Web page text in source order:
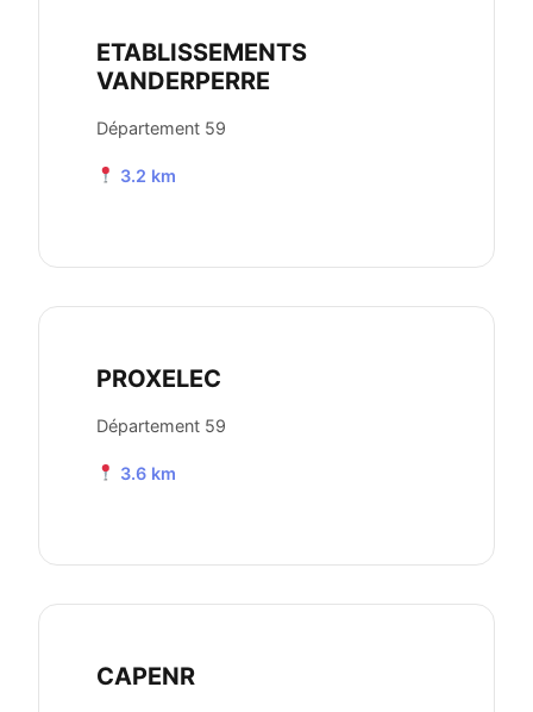
ETABLISSEMENTS
VANDERPERRE
Département 59
3.2 km
PROXELEC
Département 59
3.6 km
CAPENR